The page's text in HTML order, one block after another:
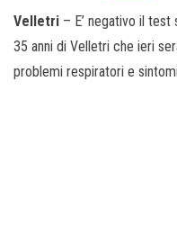
Velletri – E’ negativo il
35 anni di Velletri che ieri
problemi respiratori e